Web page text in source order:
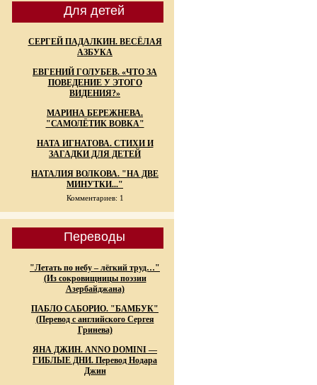
Для детей
СЕРГЕЙ ПАДАЛКИН. ВЕСЁЛАЯ
АЗБУКА
ЕВГЕНИЙ ГОЛУБЕВ. «ЧТО ЗА
ПОВЕДЕНИЕ У ЭТОГО
ВИДЕНИЯ?»
МАРИНА БЕРЕЖНЕВА.
"САМОЛЁТИК ВОВКА"
НАТА ИГНАТОВА. СТИХИ И
ЗАГАДКИ ДЛЯ ДЕТЕЙ
НАТАЛИЯ ВОЛКОВА. "НА ДВЕ
МИНУТКИ..."
Комментариев: 1
Переводы
"Летать по небу – лёгкий труд…"
(Из сокровищницы поэзии
Азербайджана)
ПАБЛО САБОРИО. "БАМБУК"
(Перевод с английского Сергея
Гринева)
ЯНА ДЖИН. ANNO DOMINI —
ГИБЛЫЕ ДНИ. Перевод Нодара
Джин